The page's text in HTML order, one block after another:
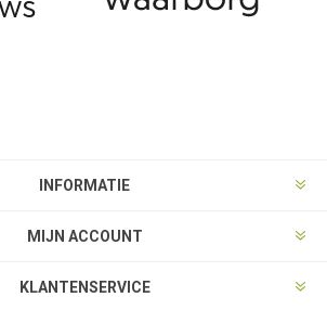
INFORMATIE
MIJN ACCOUNT
KLANTENSERVICE